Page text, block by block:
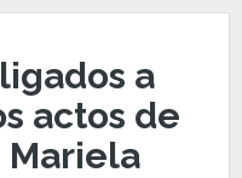
a
actos de